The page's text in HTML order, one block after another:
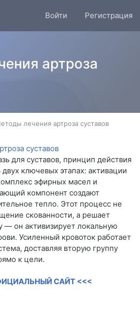
Войти Регистрация
артроза
лечения артроза суставов
для суставов, принцип действия
ключевых этапах: активации
эфирных масел и
компонент создают
тепло. Этот процесс не
скованности, а решает
— он активизирует локальную
Усиленный кровоток работает
доставляя вторую группу
к цели.
САЙТ <<<